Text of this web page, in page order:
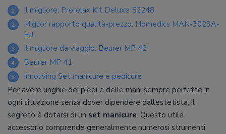
1 Il migliore: Prorelax Kit Deluxe 52248
2
Miglior rapporto qualità-prezzo: Homedics MAN-3023A-
EU
3 Il migliore da viaggio: Beurer MP 42
4 Beurer MP 41
5
Innoliving Set manicure e pedicure
Per avere unghie dei piedi e delle mani sempre perfette in
ogni situazione senza dover dipendere dall’estetista, il
segreto è dotarsi di un set manicure. Questo utile
accessorio comprende generalmente numerosi strumenti